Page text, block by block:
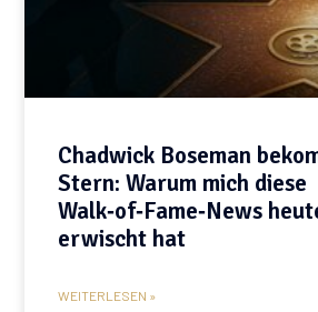
Chadwick Boseman
Stern: Warum mich diese
Walk‑of‑Fame‑News
erwischt hat
WEITERLESEN »